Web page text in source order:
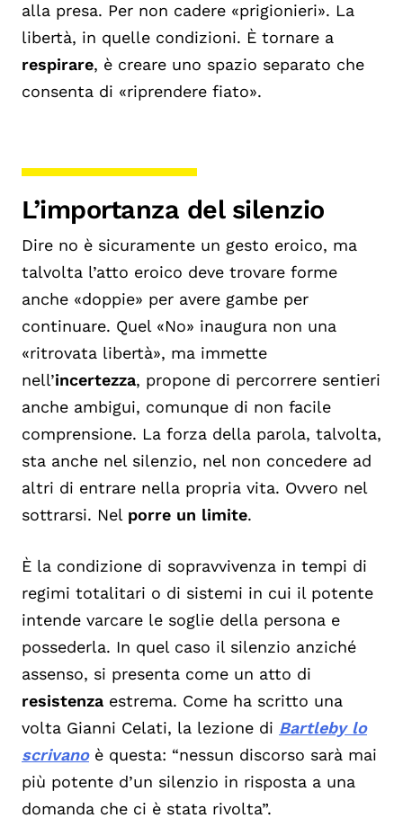
alla presa. Per non cadere «prigionieri». La
libertà, in quelle condizioni. È tornare a
respirare, è creare uno spazio separato che
consenta di «riprendere fiato».
L’importanza del silenzio
Dire no è sicuramente un gesto eroico, ma
talvolta l’atto eroico deve trovare forme
anche «doppie» per avere gambe per
continuare. Quel «No» inaugura non una
«ritrovata libertà», ma immette
nell’incertezza, propone di percorrere sentieri
anche ambigui, comunque di non facile
comprensione. La forza della parola, talvolta,
sta anche nel silenzio, nel non concedere ad
altri di entrare nella propria vita. Ovvero nel
sottrarsi. Nel porre un limite.
È la condizione di sopravvivenza in tempi di
regimi totalitari o di sistemi in cui il potente
intende varcare le soglie della persona e
possederla. In quel caso il silenzio anziché
assenso, si presenta come un atto di
resistenza estrema. Come ha scritto una
volta Gianni Celati, la lezione di Bartleby lo
scrivanoè questa: “nessun discorso sarà mai
più potente d’un silenzio in risposta a una
domanda che ci è stata rivolta”.